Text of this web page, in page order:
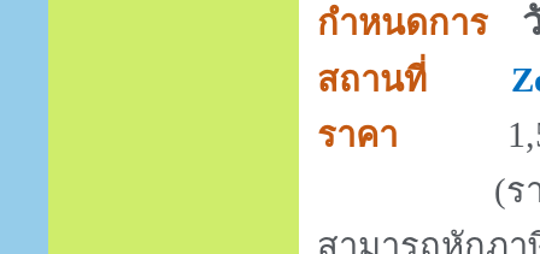
กำหนดการ
สถานที่
ราคา
(ร
สามารถหักภ